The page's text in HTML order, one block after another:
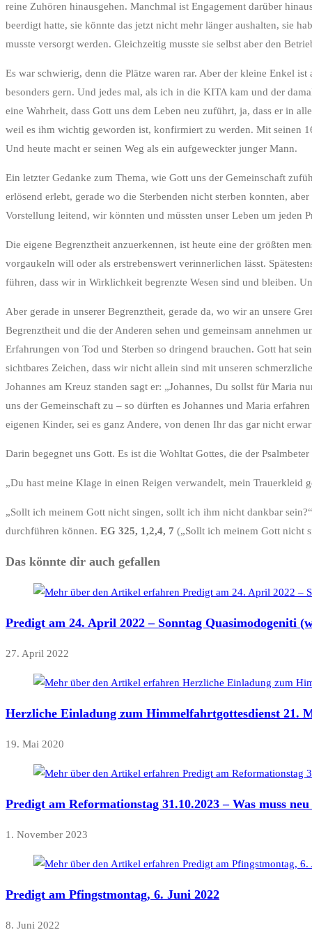
reine Zuhören hinausgehen. Manchmal ist Engagement darüber
beerdigt hatte, sie könnte das jetzt nicht mehr länger aushalten, sie
musste versorgt werden. Gleichzeitig musste sie selbst aber den
Es war schwierig, denn die Plätze waren rar. Aber der kleine Enkel
besonders gern. Und jedes mal, als ich in die KITA kam und der
eine Wahrheit, dass Gott uns dem Leben neu zuführt, ja, dass er in
weil es ihm wichtig geworden ist, konfirmiert zu werden. Mit seinen
Und heute macht er seinen Weg als ein aufgeweckter junger Mann.
Ein letzter Gedanke zum Thema, wie Gott uns der Gemeinschaft
erlösend erlebt, gerade wo die Sterbenden nicht sterben konnten,
Vorstellung leitend, wir könnten und müssten unser Leben um jeden
Die eigene Begrenztheit anzuerkennen, ist heute eine der größten
vorgaukeln will oder als erstrebenswert verinnerlichen lässt.
führen, dass wir in Wirklichkeit begrenzte Wesen sind und bleiben.
Aber gerade in unserer Begrenztheit, gerade da, wo wir an unsere
Begrenztheit und die der Anderen sehen und gemeinsam annehmen
Erfahrungen von Tod und Sterben so dringend brauchen. Gott hat
sichtbares Zeichen, dass wir nicht allein sind mit unseren
Johannes am Kreuz standen sagt er: „Johannes, Du sollst für Maria
uns der Gemeinschaft zu – so dürften es Johannes und Maria
eigenen Kinder, sei es ganz Andere, von denen Ihr das gar nicht
Darin begegnet uns Gott. Es ist die Wohltat Gottes, die der
„Du hast meine Klage in einen Reigen verwandelt, mein Trauerkleid
„Sollt ich meinem Gott nicht singen, sollt ich ihm nicht dankbar
durchführen können. EG 325, 1,2,4, 7 („Sollt ich meinem Gott nicht
Das könnte dir auch gefallen
Predigt am 24. April 2022 – Sonntag Quasimodogeniti
27. April 2022
Herzliche Einladung zum Himmelfahrtgottesdienst 21.
19. Mai 2020
Predigt am Reformationstag 31.10.2023 – Was muss
1. November 2023
Predigt am Pfingstmontag, 6. Juni 2022
8. Juni 2022